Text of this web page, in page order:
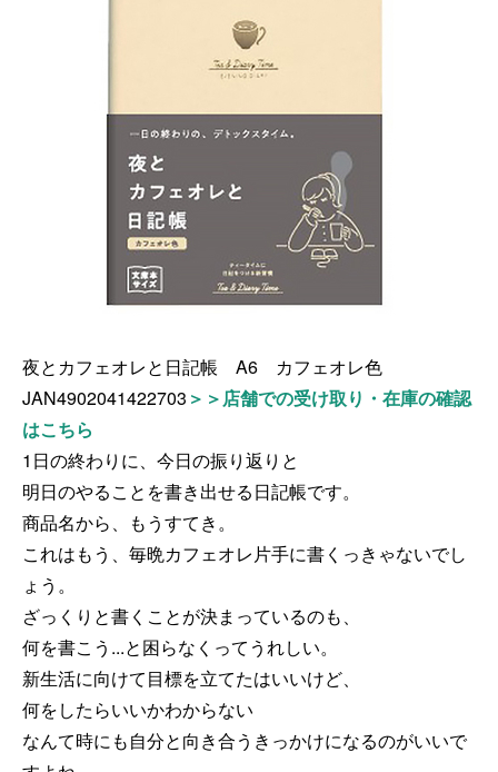
夜とカフェオレと日記帳 A6 カフェオレ色
JAN4902041422703 ＞＞店舗での受け取り・在庫の確認
はこちら
1日の終わりに、今日の振り返りと
明日のやることを書き出せる日記帳です。
商品名から、もうすてき。
これはもう、毎晩カフェオレ片手に書くっきゃないでし
ょう。
ざっくりと書くことが決まっているのも、
何を書こう...と困らなくってうれしい。
新生活に向けて目標を立てたはいいけど、
何をしたらいいかわからない
なんて時にも自分と向き合うきっかけになるのがいいで